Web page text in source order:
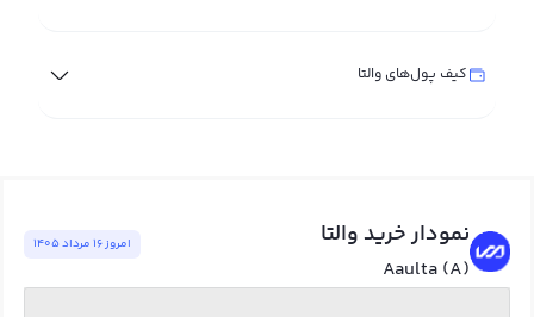
کیف پول‌های والتا
نمودار خرید والتا
Aaulta (A)
امروز ١٦ مرداد ١٤٠٥